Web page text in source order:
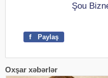
Şou
f Paylaş
Oxşar xəbərlər